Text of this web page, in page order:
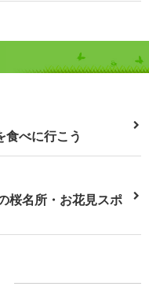
食べに行こう
桜名所・お花見スポ